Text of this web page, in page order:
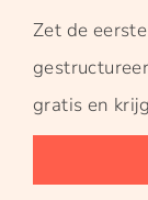
Zet de
gratis en